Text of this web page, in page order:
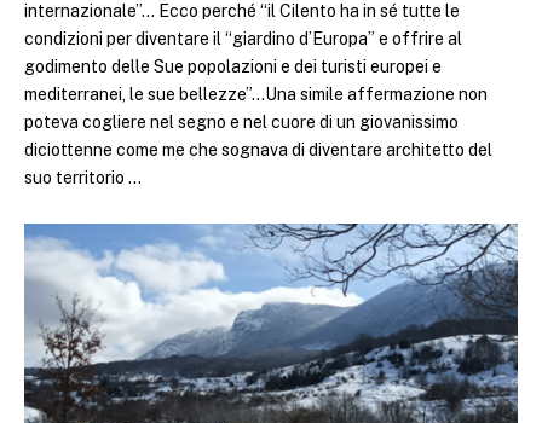
internazionale”… Ecco perché “il Cilento ha in sé tutte le
condizioni per diventare il “giardino d’Europa” e offrire al
godimento delle Sue popolazioni e dei turisti europei e
mediterranei, le sue bellezze”…Una simile affermazione non
poteva cogliere nel segno e nel cuore di un giovanissimo
diciottenne come me che sognava di diventare architetto del
suo territorio …